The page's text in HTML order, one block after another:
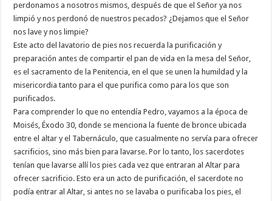
perdonamos a nosotros mismos, después de que el Señor ya nos
limpió y nos perdonó de nuestros pecados? ¿Dejamos que el Señor
nos lave y nos limpie?
Este acto del lavatorio de pies nos recuerda la purificación y
preparación antes de compartir el pan de vida en la mesa del Señor,
es el sacramento de la Penitencia, en el que se unen la humildad y la
misericordia tanto para el que purifica como para los que son
purificados.
Para comprender lo que no entendía Pedro, vayamos a la época de
Moisés, Éxodo 30, donde se menciona la fuente de bronce ubicada
entre el altar y el Tabernáculo, que casualmente no servía para ofrecer
sacrificios, sino más bien para lavarse. Por lo tanto, los sacerdotes
tenían que lavarse allí los pies cada vez que entraran al Altar para
ofrecer sacrificio. Esto era un acto de purificación, el sacerdote no
podía entrar al Altar, si antes no se lavaba o purificaba los pies, el